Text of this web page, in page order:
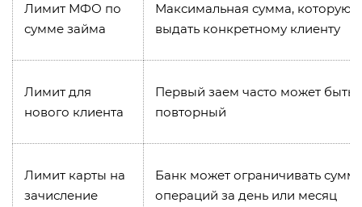
Лимит МФО по
сумме займа
Максимальная сумма, которую
выдать конкретному клиенту
Лимит для
нового клиента
Первый заем часто может быть
повторный
Лимит карты на
зачисление
Банк может ограничивать
операций за день или месяц